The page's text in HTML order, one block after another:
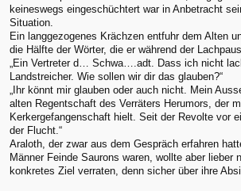
keineswegs eingeschüchtert war in Anbetracht
Situation.
Ein langgezogenes Krächzen entfuhr dem Alten
die Hälfte der Wörter, die er während der
„Ein Vertreter d… Schwa….adt. Dass ich nicht
Landstreicher. Wie sollen wir dir das glauben?“
„Ihr könnt mir glauben oder auch nicht. Mein
alten Regentschaft des Verräters Herumors, der
Kerkergefangenschaft hielt. Seit der Revolte vor
der Flucht.“
Araloth, der zwar aus dem Gespräch erfahren
Männer Feinde Saurons waren, wollte aber lieber
konkretes Ziel verraten, denn sicher über ihre